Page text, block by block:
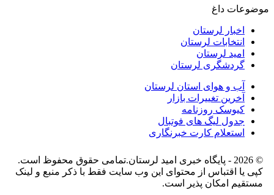
موضوعات داغ
اخبار لرستان
انتخابات لرستان
امید لرستان
گردشگری لرستان
آب و هوای استان لرستان
آخرین تغییرات بازار
کیوسک روزنامه
جدول لیگ های فوتبال
استعلام کارت خبرنگاری
© 2026 - پایگاه خبری اميد لرستان.تمامی حقوق محفوظ است.
کپی یا اقتباس از محتوای این وب سایت فقط با ذکر منبع و لینک
مستقیم امکان پذیر است.